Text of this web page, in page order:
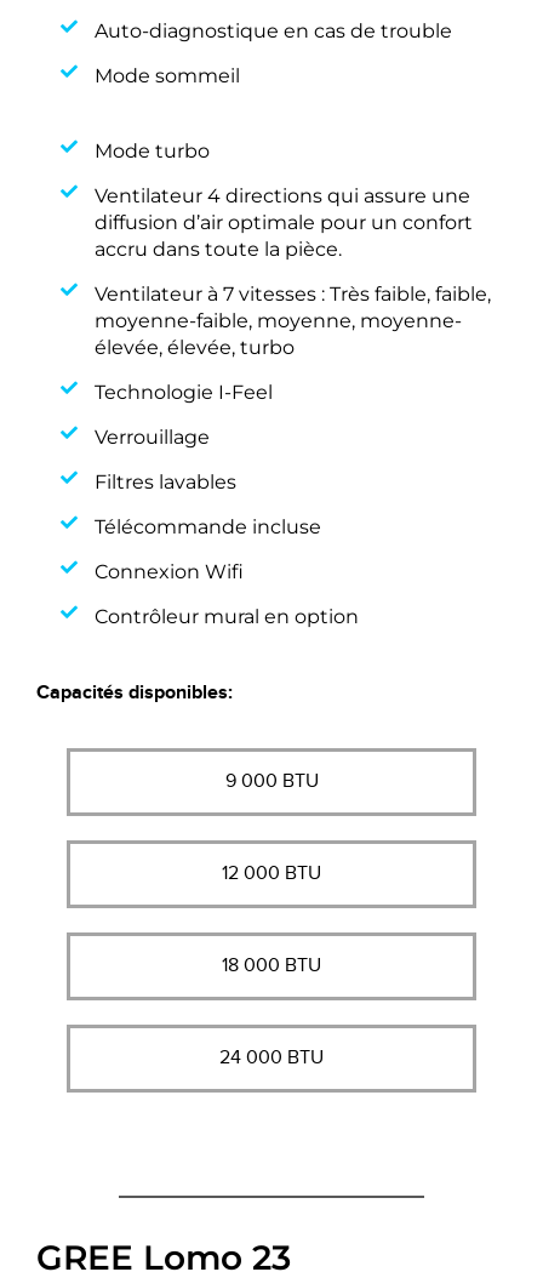
Auto-diagnostique en cas de trouble
Mode sommeil
Mode turbo
Ventilateur 4 directions qui assure une
diffusion d’air optimale pour un confort
accru dans toute la pièce.
Ventilateur à 7 vitesses : Très faible, faible,
moyenne-faible, moyenne, moyenne-
élevée, élevée, turbo
Technologie I-Feel
Verrouillage
Filtres lavables
Télécommande incluse
Connexion Wifi
Contrôleur mural en option
Capacités disponibles:
9 000 BTU
12 000 BTU
18 000 BTU
24 000 BTU
GREE Lomo 23